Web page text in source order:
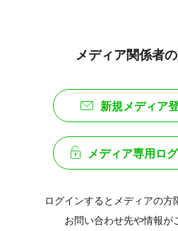
メディア関係者
新規メディア
メディア専用ロ
ログインするとメディアの方
お問い合わせ先や情報が